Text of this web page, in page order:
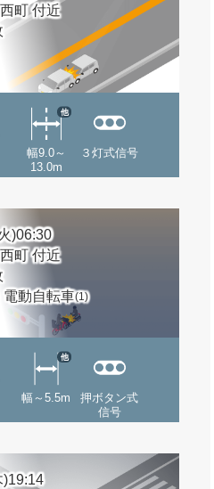
町 付近
幅9.0～
13.0m
他
３灯式信号
)06:30
町 付近
電動自転車(1)
幅～5.5m
他
押ボタン式
信号
)19:14